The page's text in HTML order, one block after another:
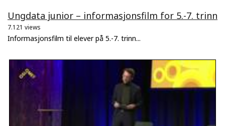
Ungdata junior – informasjonsfilm for 5.-7. trinn
7.121 views
Informasjonsfilm til elever på 5.-7. trinn...